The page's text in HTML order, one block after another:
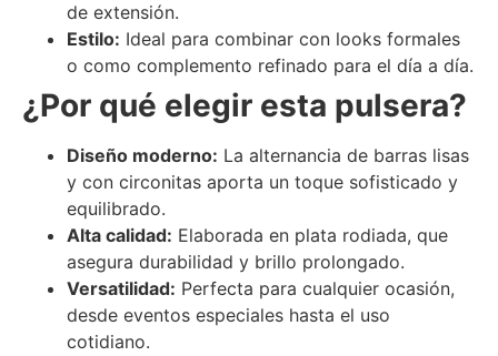
de extensión.
Estilo: Ideal para combinar con looks formales
o como complemento refinado para el día a día.
¿Por qué elegir esta pulsera?
Diseño moderno: La alternancia de barras lisas
y con circonitas aporta un toque sofisticado y
equilibrado.
Alta calidad: Elaborada en plata rodiada, que
asegura durabilidad y brillo prolongado.
Versatilidad: Perfecta para cualquier ocasión,
desde eventos especiales hasta el uso
cotidiano.